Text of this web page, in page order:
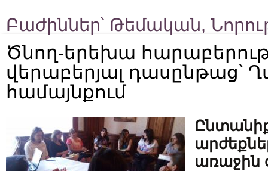
Բաժիններ՝ Թեմական,
Ծնող-երեխա
վերաբերյալ դասընթաց՝
համայնքում
առաջին